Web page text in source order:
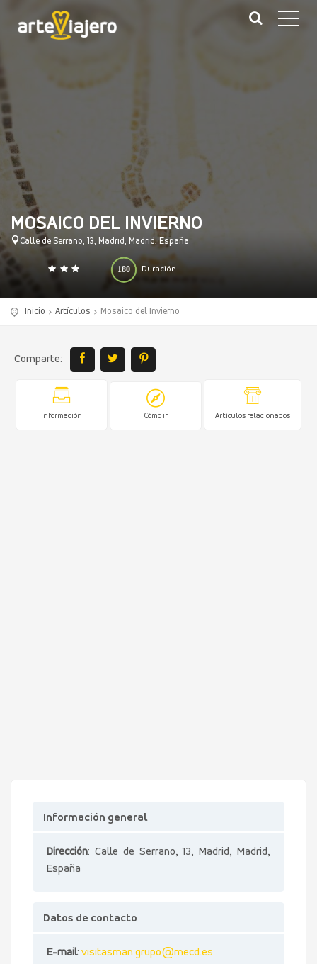
MOSAICO DEL INVIERNO
Calle de Serrano, 13, Madrid, Madrid, España
Duración
180
0 140
Inicio Artículos Mosaico del Invierno
Comparte:
Información Cómo ir Artículos relacionados
Información general
Dirección: Calle de Serrano, 13, Madrid, Madrid,
España
Datos de contacto
E-mail: visitasman.grupo@mecd.es